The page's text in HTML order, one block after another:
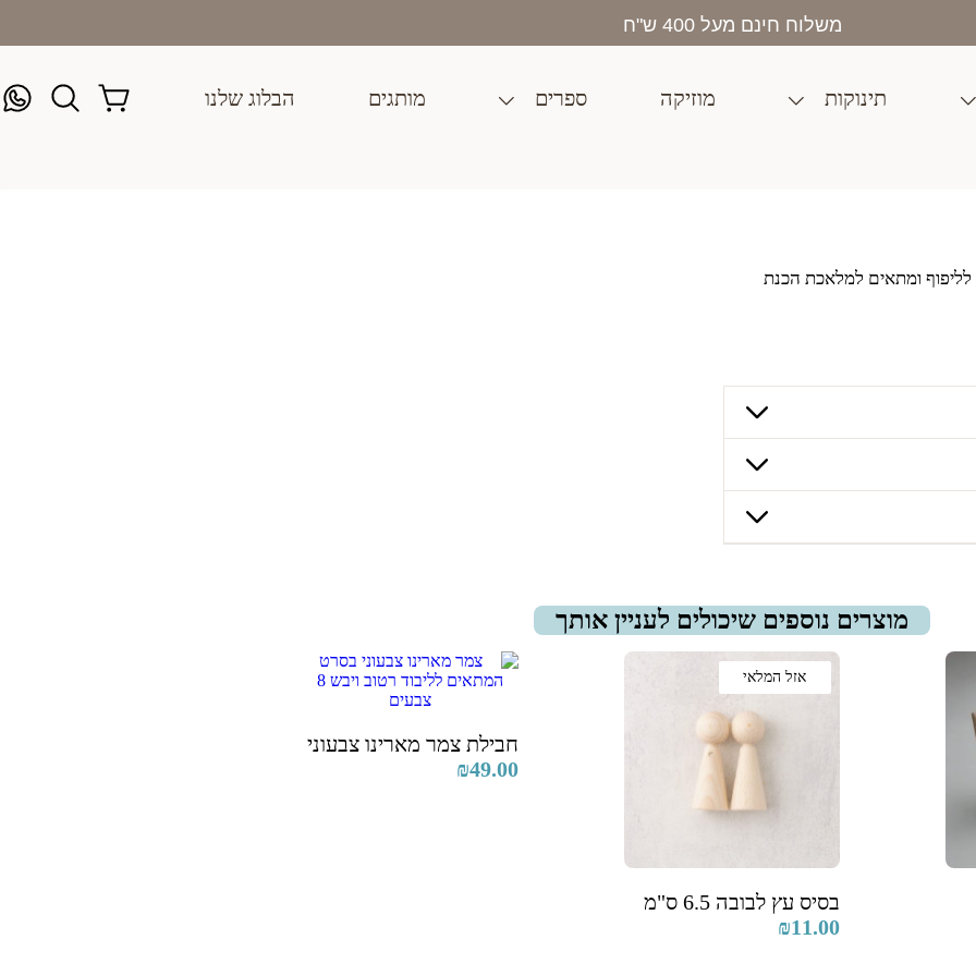
משלוח חינם מעל 400 ש"ח
תינוקות מוזיקה ספרים מותגים הבלוג שלנו
> מנקה מקטרות מכותנה – ארוך
לליפוף ומתאים למלאכת הכנת
הסניפים שלנו
קריית טבעון (ככר בן גוריון 1) | רמת השרון (אוסישקין 51) | תל
מוצרים נוספים שיכולים לעניין אותך
בסיס עץ לבובה 6.5 ס"מ
אזל המלאי
₪11.00
חבילת צמר מארינו צבעוני
₪49.00